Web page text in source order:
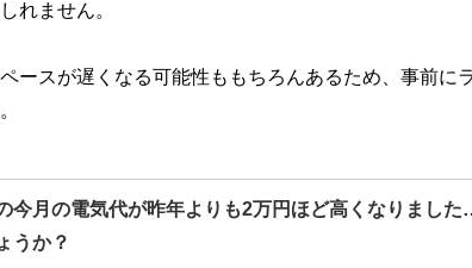
れません。
ースが遅くなる可能性ももちろんあるため、事前に
今月の電気代が昨年よりも2万円ほど高くなりまし
うか？